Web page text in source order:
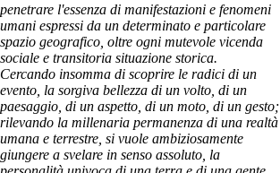
penetrare l'essenza di manifestazioni e fenomeni
umani espressi da un determinato e particolare
spazio geografico, oltre ogni mutevole vicenda
sociale e transitoria situazione storica.
Cercando insomma di scoprire le radici di un
evento, la sorgiva bellezza di un volto, di un
paesaggio, di un aspetto, di un moto, di un gesto;
rilevando la millenaria permanenza di una realtà
umana e terrestre, si vuole ambiziosamente
giungere a svelare in senso assoluto, la